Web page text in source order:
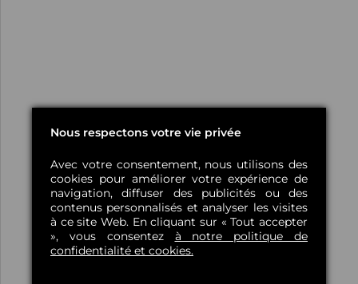
Nous respectons votre vie privée
Avec votre consentement, nous utilisons des
cookies pour améliorer votre expérience de
navigation, diffuser des publicités ou des
contenus personnalisés et analyser les visites
à ce site Web. En cliquant sur « Tout accepter
», vous consentez à notre politique de
confidentialité et cookies.